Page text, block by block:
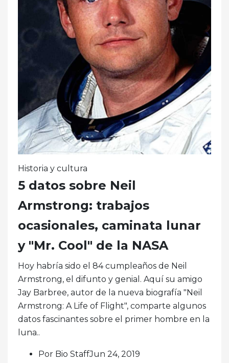
Historia y cultura
5 datos sobre Neil
Armstrong: trabajos
ocasionales, caminata lunar
y "Mr. Cool" de la NASA
Hoy habría sido el 84 cumpleaños de Neil
Armstrong, el difunto y genial. Aquí su amigo
Jay Barbree, autor de la nueva biografía "Neil
Armstrong: A Life of Flight", comparte algunos
datos fascinantes sobre el primer hombre en la
luna..
Por Bio StaffJun 24, 2019